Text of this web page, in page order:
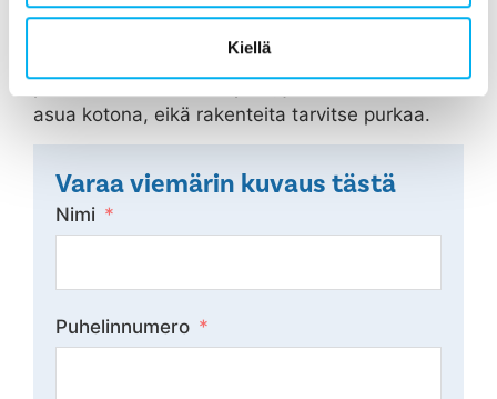
Kiellä
eteenpäin. Viemärin sukitus on edullinen ja 3
päivää kestävä toimenpide, jonka aikana voitte
asua kotona, eikä rakenteita tarvitse purkaa.
Varaa viemärin kuvaus tästä
Nimi
Puhelinnumero